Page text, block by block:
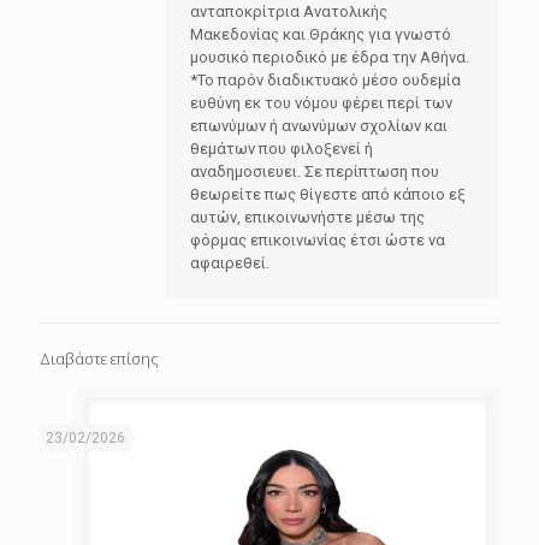
ανταποκρίτρια Ανατολικής
Μακεδονίας και Θράκης για γνωστό
μουσικό περιοδικό με έδρα την Αθήνα.
*Το παρόν διαδικτυακό μέσο ουδεμία
ευθύνη εκ του νόμου φέρει περί των
επωνύμων ή ανωνύμων σχολίων και
θεμάτων που φιλοξενεί ή
αναδημοσιευει. Σε περίπτωση που
θεωρείτε πως θίγεστε από κάποιο εξ
αυτών, επικοινωνήστε μέσω της
φόρμας επικοινωνίας έτσι ώστε να
αφαιρεθεί.
Διαβάστε επίσης
23/02/2026